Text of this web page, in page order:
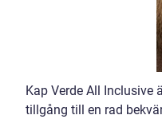
Kap Verde All Inclusive
tillgång till en rad